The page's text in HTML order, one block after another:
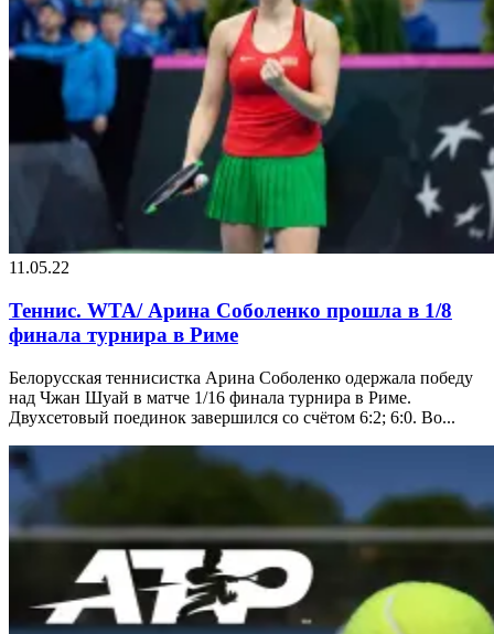
11.05.22
Теннис. WTA/ Арина Соболенко прошла в 1/8
финала турнира в Риме
Белорусская теннисистка Арина Соболенко одержала победу
над Чжан Шуай в матче 1/16 финала турнира в Риме.
Двухсетовый поединок завершился со счётом 6:2; 6:0. Во...